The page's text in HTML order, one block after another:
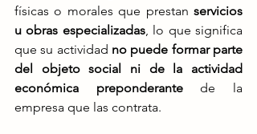
físicas o morales que prestan servicios
u obras especializadas, lo que significa
que su actividad no puede formar parte
del objeto social ni de la actividad
económica preponderante de la
empresa que las contrata​.